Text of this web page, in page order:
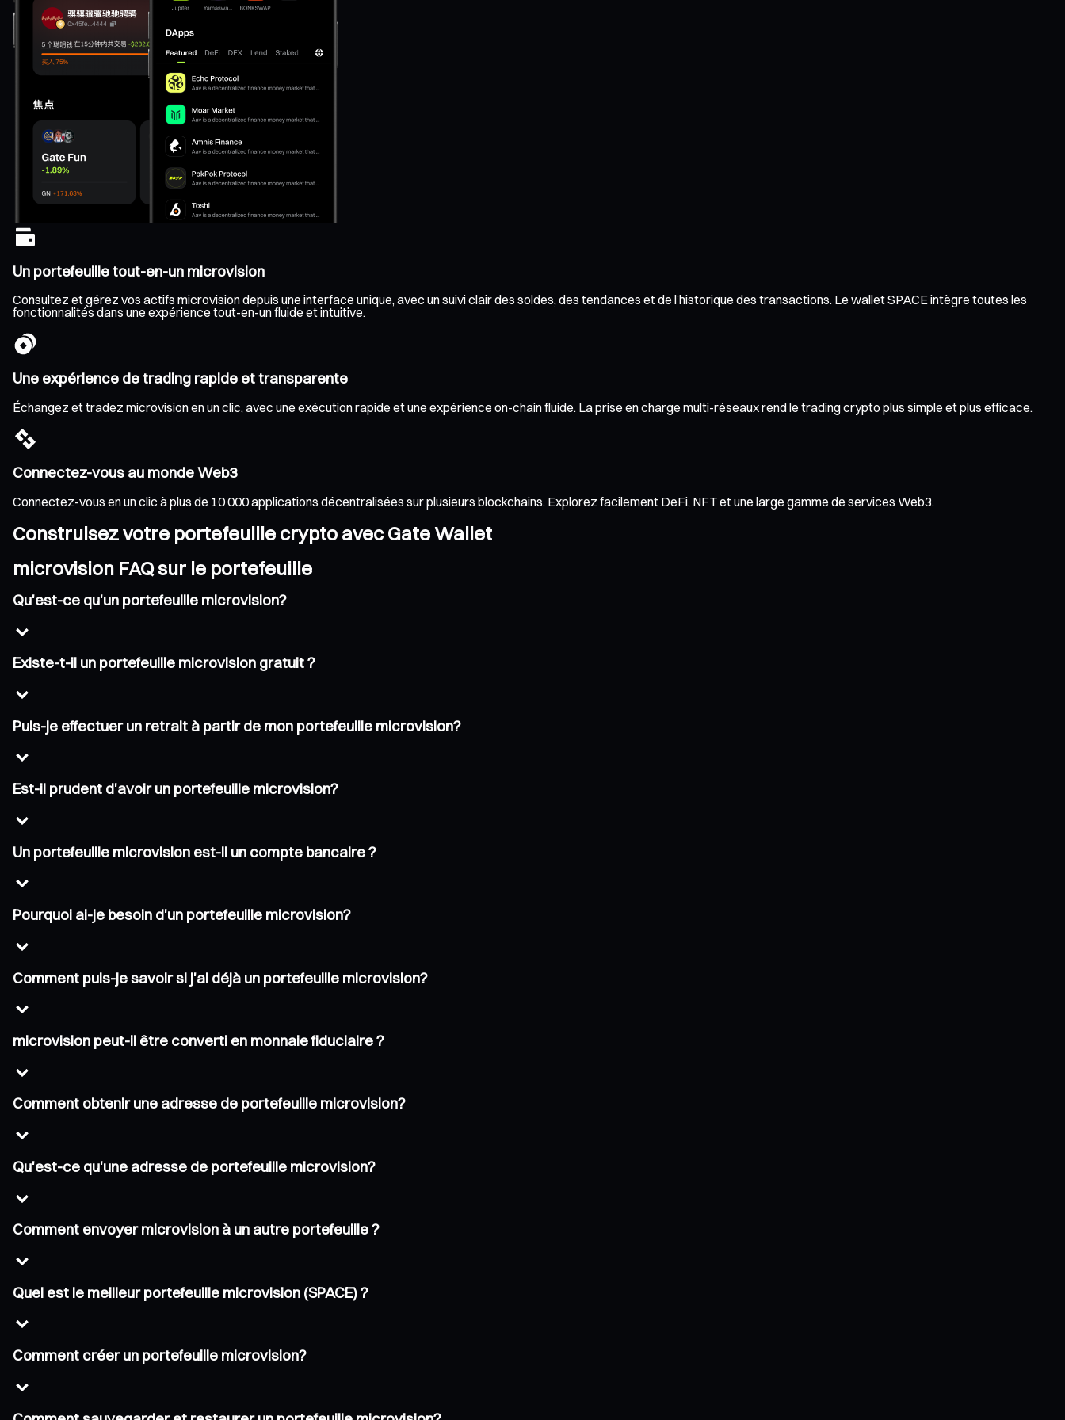
Un portefeuille tout-en-un microvision
Consultez et gérez vos actifs microvision depuis une interface unique, avec un suivi clair des soldes, des tendances et de l’historique des transactions. Le wallet SPACE intègre toutes les
fonctionnalités dans une expérience tout-en-un fluide et intuitive.
Une expérience de trading rapide et transparente
Échangez et tradez microvision en un clic, avec une exécution rapide et une expérience on-chain fluide. La prise en charge multi-réseaux rend le trading crypto plus simple et plus efficace.
Connectez-vous au monde Web3
Connectez-vous en un clic à plus de 10 000 applications décentralisées sur plusieurs blockchains. Explorez facilement DeFi, NFT et une large gamme de services Web3.
Construisez votre portefeuille crypto avec Gate Wallet
microvision FAQ sur le portefeuille
Qu'est-ce qu'un portefeuille microvision?
Existe-t-il un portefeuille microvision gratuit ?
Puis-je effectuer un retrait à partir de mon portefeuille microvision?
Est-il prudent d'avoir un portefeuille microvision?
Un portefeuille microvision est-il un compte bancaire ?
Pourquoi ai-je besoin d'un portefeuille microvision?
Comment puis-je savoir si j'ai déjà un portefeuille microvision?
microvision peut-il être converti en monnaie fiduciaire ?
Comment obtenir une adresse de portefeuille microvision?
Qu'est-ce qu'une adresse de portefeuille microvision?
Comment envoyer microvision à un autre portefeuille ?
Quel est le meilleur portefeuille microvision (SPACE) ?
Comment créer un portefeuille microvision?